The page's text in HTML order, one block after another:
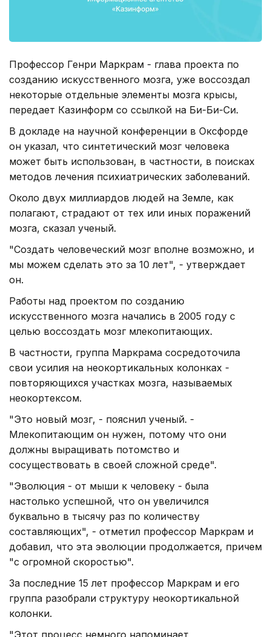
Профессор Генри Маркрам - глава проекта по
созданию искусственного мозга, уже воссоздал
некоторые отдельные элементы мозга крысы,
передает Казинформ со ссылкой на Би-Би-Си.
В докладе на научной конференции в Оксфорде
он указал, что синтетический мозг человека
может быть использован, в частности, в поисках
методов лечения психиатрических заболеваний.
Около двух миллиардов людей на Земле, как
полагают, страдают от тех или иных поражений
мозга, сказал ученый.
"Создать человеческий мозг вполне возможно, и
мы можем сделать это за 10 лет", - утверждает
он.
Работы над проектом по созданию
искусственного мозга начались в 2005 году с
целью воссоздать мозг млекопитающих.
В частности, группа Маркрама сосредоточила
свои усилия на неокортикальных колонках -
повторяющихся участках мозга, называемых
неокортексом.
"Это новый мозг, - пояснил ученый. -
Млекопитающим он нужен, потому что они
должны выращивать потомство и
сосуществовать в своей сложной среде".
"Эволюция - от мыши к человеку - была
настолько успешной, что он увеличился
буквально в тысячу раз по количеству
составляющих", - отметил профессор Маркрам и
добавил, что эта эволюции продолжается, причем
"с огромной скоростью".
За последние 15 лет профессор Маркрам и его
группа разобрали структуру неокортикальной
колонки.
"Этот процесс немного напоминает